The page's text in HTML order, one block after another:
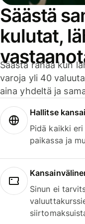
Säästä
kulutat,
Säästä rahaa kun
varoja yli 40
aina yhdeltä ja
Hallitse
Pidä kaikki
paikassa ja
Sinun ei